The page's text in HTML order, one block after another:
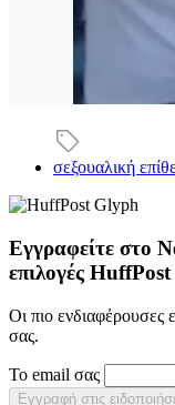
σεξουαλική
Εγγραφείτε στο
επιλογές HuffPost
Οι πιο ενδιαφέρουσες
σας.
Το email σας
Εγγραφή στις